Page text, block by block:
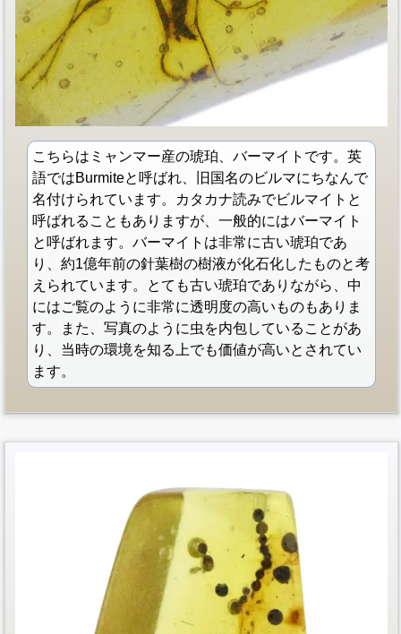
こちらはミャンマー産の琥珀、バーマイトです。英
語ではBurmiteと呼ばれ、旧国名のビルマにちなんで
名付けられています。カタカナ読みでビルマイトと
呼ばれることもありますが、一般的にはバーマイト
と呼ばれます。バーマイトは非常に古い琥珀であ
り、約1億年前の針葉樹の樹液が化石化したものと考
えられています。とても古い琥珀でありながら、中
にはご覧のように非常に透明度の高いものもありま
す。また、写真のように虫を内包していることがあ
り、当時の環境を知る上でも価値が高いとされてい
ます。